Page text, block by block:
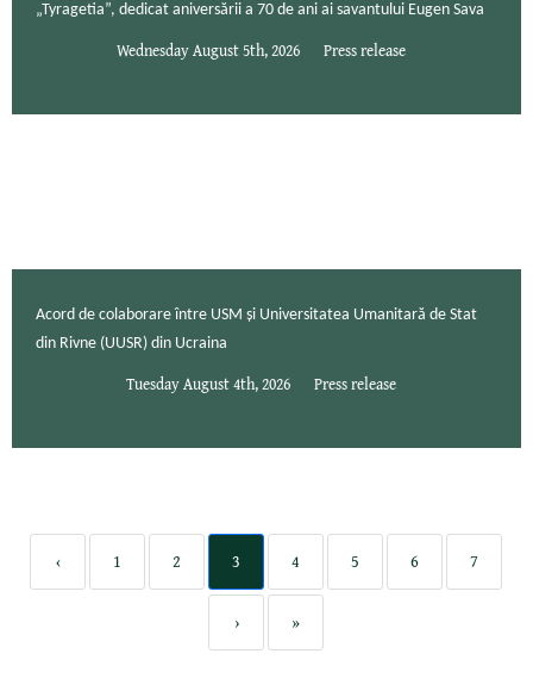
„Tyragetia”, dedicat aniversării a 70 de ani ai savantului Eugen Sava
Wednesday August 5th, 2026 Press release
Acord de colaborare între USM și Universitatea Umanitară de Stat
din Rivne (UUSR) din Ucraina
Tuesday August 4th, 2026 Press release
‹ 1 2 3 4 5 6 7
› »